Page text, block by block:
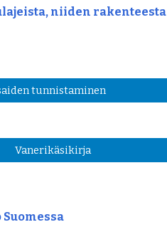
niiden rakenteesta
tunnistaminen
Vanerikäsikirja